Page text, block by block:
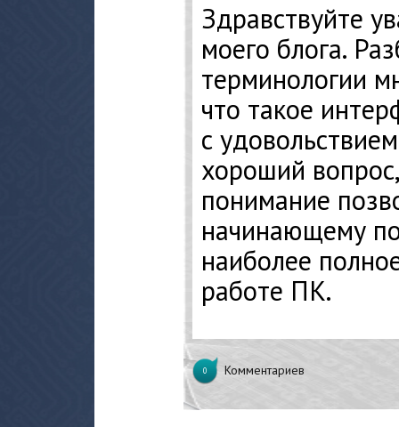
Здравствуйте
моего блога.
терминологии
что такое
с
хороший
понимание
начинающему
наиболее
работе ПК.
0 Комментариев